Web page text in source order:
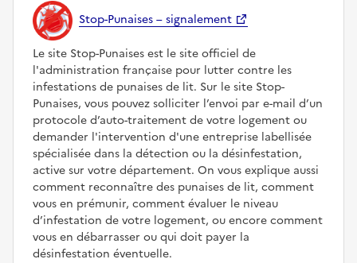
Stop-Punaises – signalement
Le site Stop-Punaises est le site officiel de
l'administration française pour lutter contre les
infestations de punaises de lit. Sur le site Stop-
Punaises, vous pouvez solliciter l’envoi par e-mail d’un
protocole d’auto-traitement de votre logement ou
demander l'intervention d'une entreprise labellisée
spécialisée dans la détection ou la désinfestation,
active sur votre département. On vous explique aussi
comment reconnaître des punaises de lit, comment
vous en prémunir, comment évaluer le niveau
d’infestation de votre logement, ou encore comment
vous en débarrasser ou qui doit payer la
désinfestation éventuelle.